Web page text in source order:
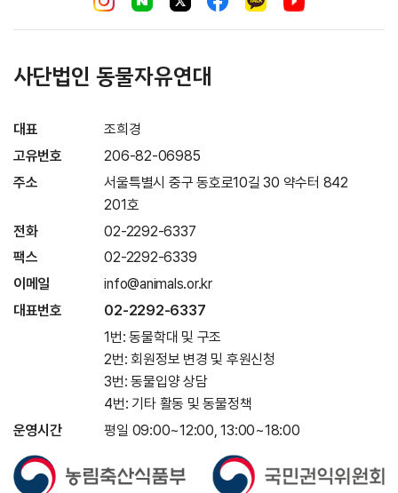
사단법인 동물자유연대
대표
조희경
고유번호
206-82-06985
주소
서울특별시 중구 동호로10길 30 약수터 842
201호
전화
02-2292-6337
팩스
02-2292-6339
이메일
info@animals.or.kr
대표번호
02-2292-6337
1번: 동물학대 및 구조
2번: 회원정보 변경 및 후원신청
3번: 동물입양 상담
4번: 기타 활동 및 동물정책
운영시간
평일 09:00~12:00, 13:00~18:00